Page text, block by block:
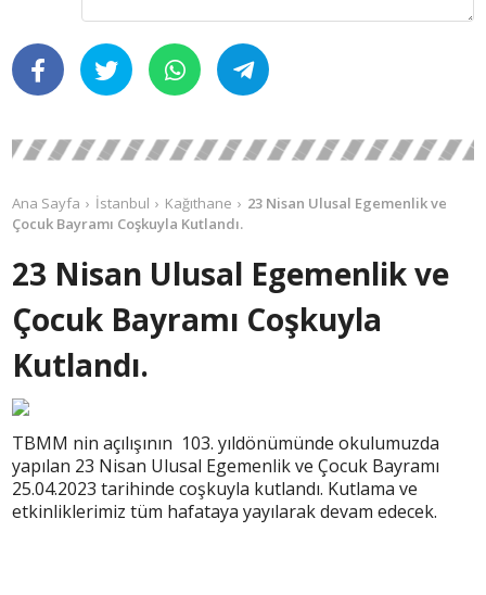
Ana Sayfa İstanbul Kağıthane
23 Nisan Ulusal Egemenlik ve
Çocuk Bayramı Coşkuyla Kutlandı.
23 Nisan Ulusal Egemenlik ve
Çocuk Bayramı Coşkuyla
Kutlandı.
TBMM nin açılışının 103. yıldönümünde okulumuzda
yapılan 23 Nisan Ulusal Egemenlik ve Çocuk Bayramı
25.04.2023 tarihinde coşkuyla kutlandı. Kutlama ve
etkinliklerimiz tüm hafataya yayılarak devam edecek.